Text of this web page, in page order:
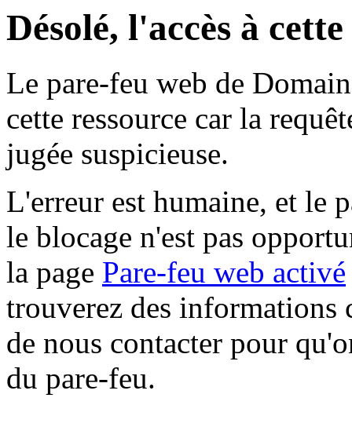
Désolé, l'accès à
Le pare-feu web de
cette ressource car la
jugée suspicieuse.
L'erreur est humaine, et le
le blocage n'est pas
la page Pare-feu web activé
trouverez des informations
de nous contacter pour
du pare-feu.